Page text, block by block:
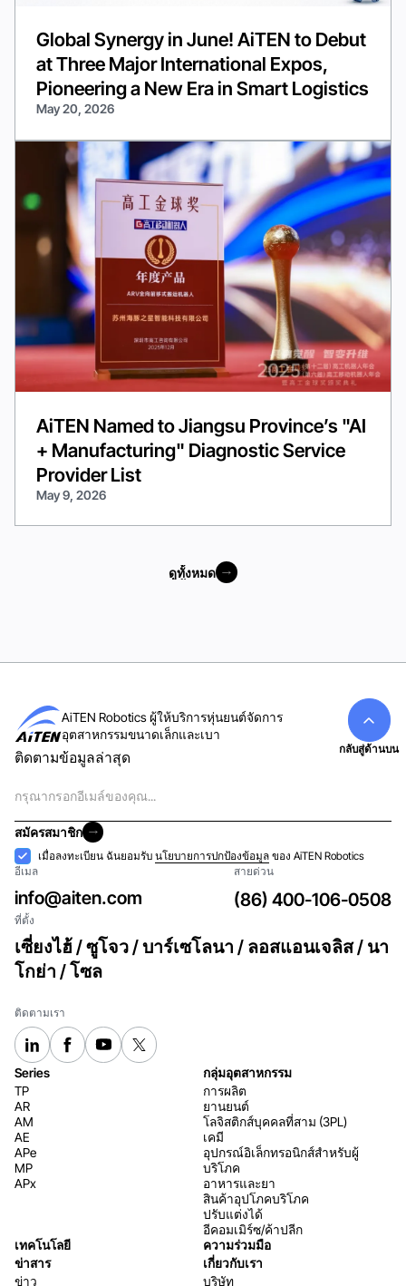
Global Synergy in June! AiTEN to Debut
at Three Major International Expos,
Pioneering a New Era in Smart Logistics
May 20, 2026
AiTEN Named to Jiangsu Province’s "AI
+ Manufacturing" Diagnostic Service
Provider List
May 9, 2026
ดูทั้งหมด
AiTEN Robotics ผู้ให้บริการหุ่นยนต์จัดการ
อุตสาหกรรมขนาดเล็กและเบา
ติดตามข้อมูลล่าสุด
สมัครสมาชิก
สมัครสมาชิก
การ
ยอมรับ
เมื่อลงทะเบียน ฉันยอมรับนโยบายการปกป้องข้อมูล ของ AiTEN Robotics
อีเมล
info@aiten.com
สายด่วน
(86) 400-106-0508
ที่ตั้ง
เซี่ยงไฮ้ / ซูโจว / บาร์เซโลนา / ลอสแอนเจลิส / นา
โกย่า / โซล
ติดตามเรา
Series
TP
AR
AM
AE
APe
MP
APx
กลุ่มอุตสาหกรรม
การผลิต
ยานยนต์
โลจิสติกส์บุคคลที่สาม (3PL)
เคมี
อุปกรณ์อิเล็กทรอนิกส์สำหรับผู้
บริโภค
อาหารและยา
สินค้าอุปโภคบริโภค
ปรับแต่งได้
อีคอมเมิร์ซ/ค้าปลีก
เทคโนโลยี
ความร่วมมือ
ข่าสาร
ข่าว
เกี่ยวกับเรา
บริษัท
กลับสู่ด้านบน